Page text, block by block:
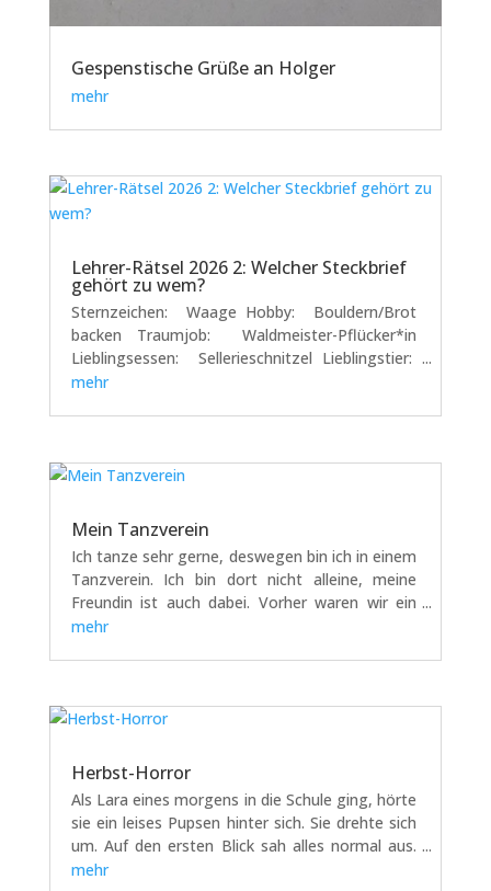
Gespenstische Grüße an Holger
mehr
Lehrer-Rätsel 2026 2: Welcher Steckbrief
gehört zu wem?
Sternzeichen: Waage Hobby: Bouldern/Brot
backen Traumjob: Waldmeister-Pflücker*in
Lieblingsessen: Sellerieschnitzel Lieblingstier:
Esel Lieblingsfach: Sport Lieblingsoutfit:
mehr
Mein Tanzverein
Ich tanze sehr gerne, deswegen bin ich in einem
Tanzverein. Ich bin dort nicht alleine, meine
Freundin ist auch dabei. Vorher waren wir ein
paar Jahre beim Ballett. Das hat auch sehr viel
mehr
Herbst-Horror
Als Lara eines morgens in die Schule ging, hörte
sie ein leises Pupsen hinter sich. Sie drehte sich
um. Auf den ersten Blick sah alles normal aus.
Aber als sie genau hinguckte, sah sie zwei
mehr